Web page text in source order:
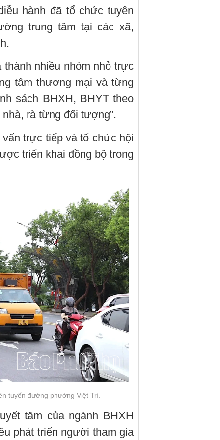
hành đã tổ chức tuyên
trung tâm tại các xã,
nhiều nhóm nhỏ trực
tâm thương mại và từng
sách BHXH, BHYT theo
rà từng đối tượng”.
trực tiếp và tổ chức hội
triển khai đồng bộ trong
tuyến đường phường Việt Trì.
tâm của ngành BHXH
phát triển người tham gia